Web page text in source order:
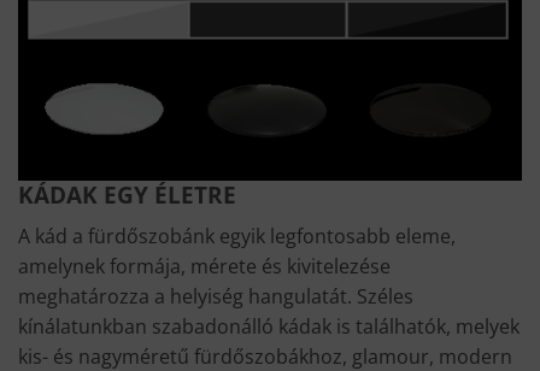
KÁDAK EGY ÉLETRE
A kád a fürdőszobánk egyik legfontosabb eleme,
amelynek formája, mérete és kivitelezése
meghatározza a helyiség hangulatát. Széles
kínálatunkban szabadonálló kádak is találhatók, melyek
kis- és nagyméretű fürdőszobákhoz, glamour, modern